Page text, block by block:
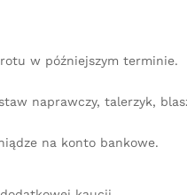
w późniejszym terminie.
naprawczy, talerzyk,
na konto bankowe.